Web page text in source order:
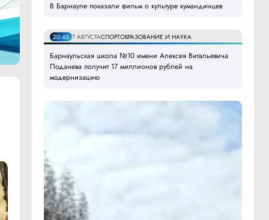
В Барнауле показали фильм о культуре кумандинцев
20:45 7 АВГУСТАСПОРТОБРАЗОВАНИЕ И НАУКА
Барнаульская школа №10 имени Алексея Витальевича
Поданева получит 17 миллионов рублей на
модернизацию